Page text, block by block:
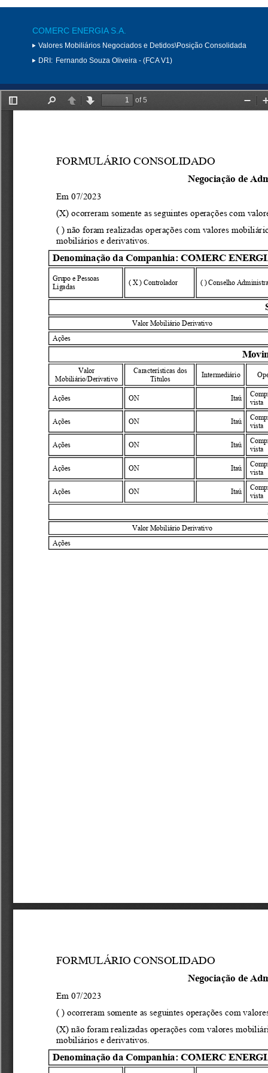
COMERC ENERGIA S.A.
Valores Mobiliários Negociados e Detidos\Posição Consolidada
DRI: Fernando Souza Oliveira - (FCA V1)